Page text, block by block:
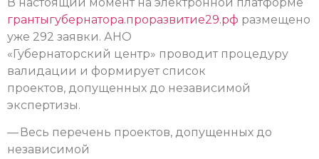
грантыгубернатора.проразвитие29.рф размещено
уже 292 заявки. АНО
«Губернаторский центр» проводит процедуру
валидации и формирует список
проектов, допущенных до независимой
экспертизы.
— Весь перечень проектов, допущенных до
независимой